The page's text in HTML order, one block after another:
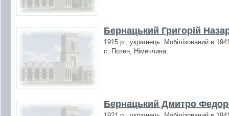
Бернацький Григорій
1915 р., українець. Мобілізований в
с. Потен, Німеччина.
Бернацький Дмитро